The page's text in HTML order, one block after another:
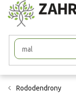
Přejít
na
obsah
Rododendrony